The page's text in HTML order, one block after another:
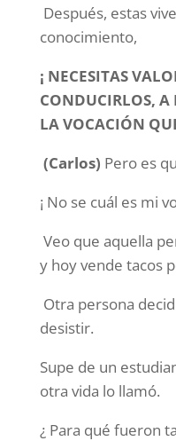
Después, estas
conocimiento,
¡ NECESITAS
CONDUCIRLOS, A
LA VOCACIÓN
(Carlos) Pero es
¡ No se cuál es mi
Veo que aquella
y hoy vende tacos
Otra persona
desistir.
Supe de un
otra vida lo llamó.
¿ Para qué fueron